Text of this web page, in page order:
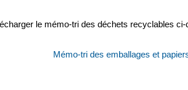
le mémo-tri des déchets recyclables ci-
Mémo-tri des emballages et